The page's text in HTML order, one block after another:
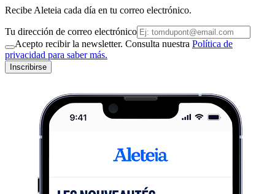
Recibe Aleteia cada día en tu correo electrónico.
Tu dirección de correo electrónico
Acepto recibir la newsletter. Consulta nuestra Política de
privacidad para saber más.
Inscribirse